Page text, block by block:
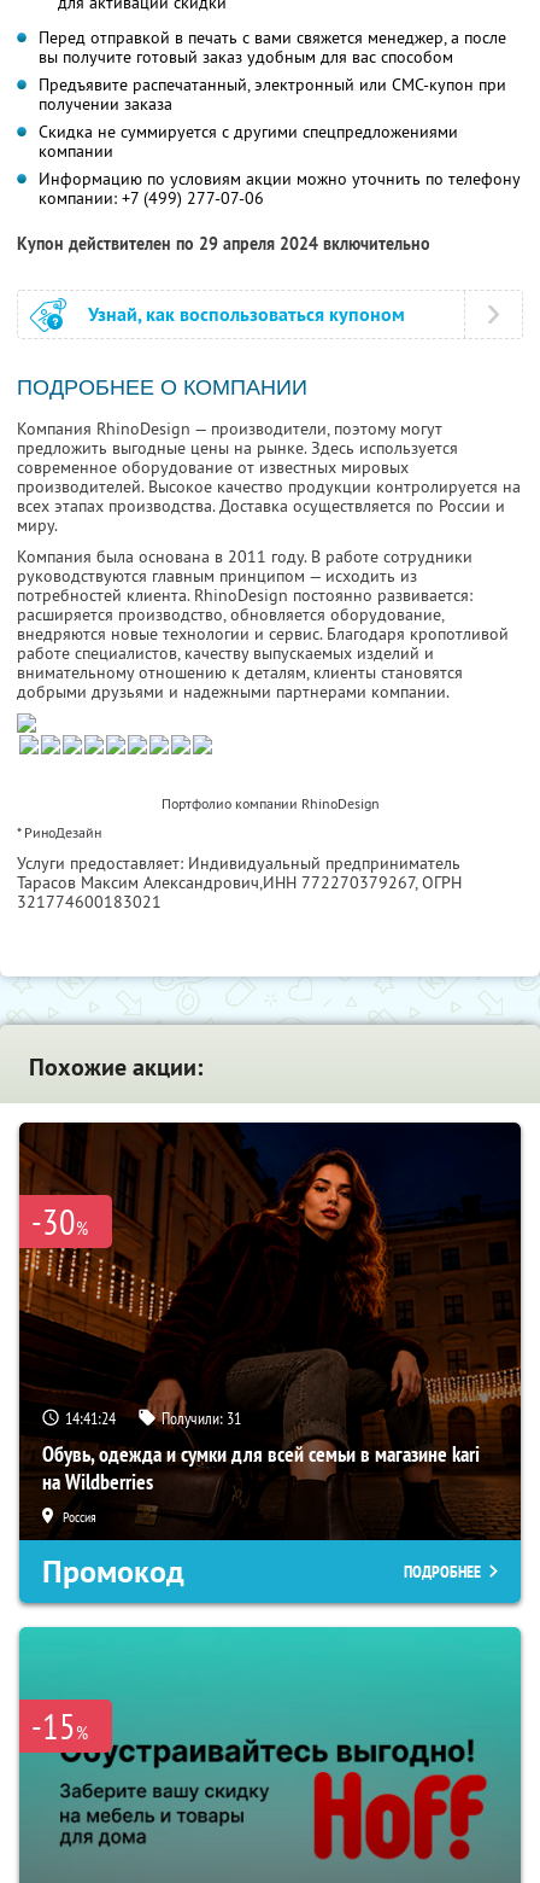
Перед отправкой в печать с вами свяжется менеджер, а после
вы получите готовый заказ удобным для вас способом
Предъявите распечатанный, электронный или СМС-купон при
получении заказа
Скидка не суммируется с другими спецпредложениями
компании
Информацию по условиям акции можно уточнить по телефону
компании: +7 (499) 277-07-06
Купон действителен по 29 апреля 2024 включительно
Узнай, как воспользоваться купоном
ПОДРОБНЕЕ О КОМПАНИИ
Компания RhinoDesign — производители, поэтому могут
предложить выгодные цены на рынке. Здесь используется
современное оборудование от известных мировых
производителей. Высокое качество продукции контролируется на
всех этапах производства. Доставка осуществляется по России и
миру.
Компания была основана в 2011 году. В работе сотрудники
руководствуются главным принципом — исходить из
потребностей клиента. RhinoDesign постоянно развивается:
расширяется производство, обновляется оборудование,
внедряются новые технологии и сервис. Благодаря кропотливой
работе специалистов, качеству выпускаемых изделий и
внимательному отношению к деталям, клиенты становятся
добрыми друзьями и надежными партнерами компании.
Портфолио компании RhinoDesign
* РиноДезайн
Услуги предоставляет: Индивидуальный предприниматель
Тарасов Максим Александрович,ИНН 772270379267, ОГРН
321774600183021
Похожие акции:
-30%
14:41:23 Получили: 31
Обувь, одежда и сумки для всей семьи в магазине kari
на Wildberries
Россия
Промокод ПОДРОБНЕЕ
-15%